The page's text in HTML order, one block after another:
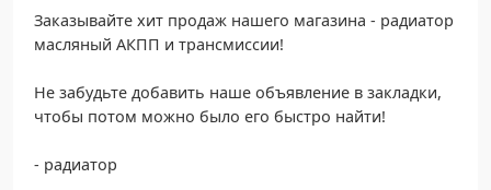
Заказывайте хит продаж нашего магазина - радиатор
масляный АКПП и трансмиссии!
Не забудьте добавить наше объявление в закладки,
чтобы потом можно было его быстро найти!
- радиатор